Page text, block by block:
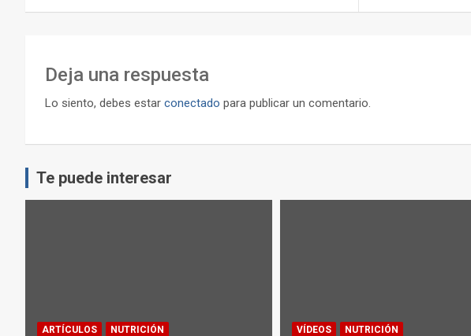
entradas
Deja una respuesta
Lo siento, debes estar conectado para publicar un comentario.
Te puede interesar
ARTÍCULOS NUTRICIÓN VÍDEOS NUTRICIÓN